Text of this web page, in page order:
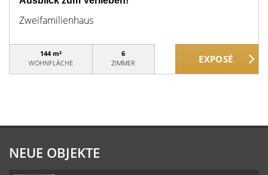
Zweifamilienhaus
144 m²
WOHNFLÄCHE
6
ZIMMER
NEUE OBJEKTE